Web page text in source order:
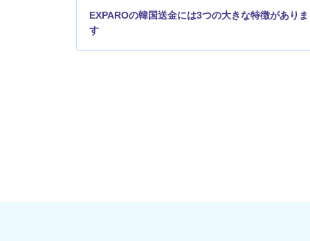
EXPAROの韓国送金には3つの大きな特徴がありま
す